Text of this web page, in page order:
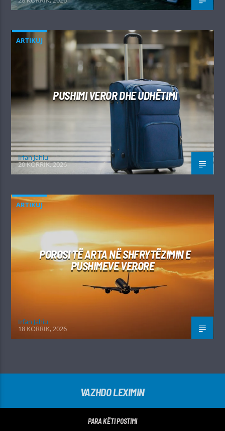
ARTIKUJ
PUSHIMI VEROR DHE UDHËTIMI
Irfan Jahiu
20 KORRIK, 2026
ARTIKUJ
POROSI TË ARTA NË SHFRYTËZIMIN E
PUSHIMEVE VERORE
Irfan Jahiu
18 KORRIK, 2026
VAZHDO LEXIMIN
PARA KËTI POSTIMI